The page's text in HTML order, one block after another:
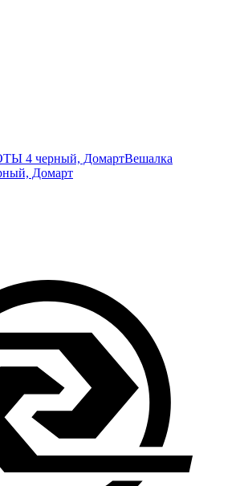
4 черный, ДомартВешалка
Домарт